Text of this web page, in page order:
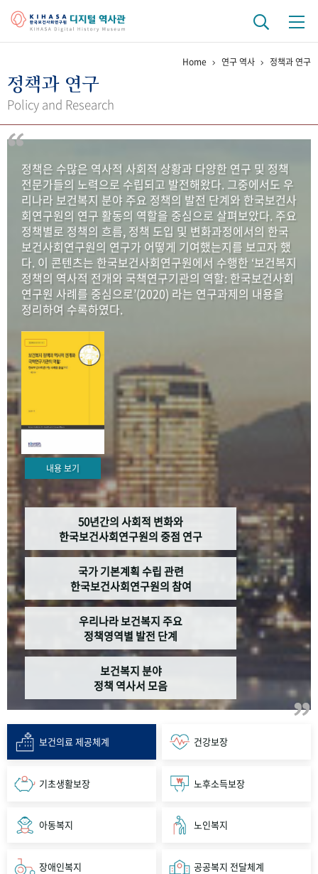
걸어온 길 기관 변천사
연구 역사
정책과 연구 키워드로 보는 연구 역사
연구자들
간행물 변천사
기록물 아카이브
사진 아카이브 문서 기록물 행정박물 영상 기록물
50+1주년 기념
성과 50선 숫자로 보는 50년
세계와 함께 한 KIHASA
VR 역사관
Home 연구 역사 정책과 연구
정책과 연구
Policy and Research
정책은 수많은 역사적 사회적 상황과 다양한 연구 및 정책
전문가들의 노력으로 수립되고 발전해왔다. 그중에서도 우
리나라 보건복지 분야 주요 정책의 발전 단계와 한국보건사
회연구원의 연구 활동의 역할을 중심으로 살펴보았다. 주요
정책별로 정책의 흐름, 정책 도입 및 변화과정에서의 한국
보건사회연구원의 연구가 어떻게 기여했는지를 보고자 했
다. 이 콘텐츠는 한국보건사회연구원에서 수행한 ‘보건복지
정책의 역사적 전개와 국책연구기관의 역할: 한국보건사회
연구원 사례를 중심으로’(2020) 라는 연구과제의 내용을
정리하여 수록하였다.
내용 보기
50년간의 사회적 변화와
한국보건사회연구원의 중점 연구
국가 기본계획 수립 관련
한국보건사회연구원의 참여
우리나라 보건복지 주요
정책영역별 발전 단계
보건복지 분야
정책 역사서 모음
보건의료 제공체계 건강보장
기초생활보장 노후소득보장
아동복지 노인복지
장애인복지 공공복지 전달체계